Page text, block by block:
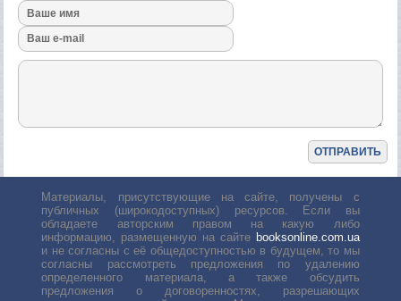
Материалы, присутствующие на сайте, получены с
публичных (широкодоступных) ресурсов. Если вы
обладаете авторским правом на какую либо
информацию, размещенную на сайте booksonline.com.ua
и не согласны с её общедоступностью в будущем, то мы
согласны рассмотреть предложения по удалению
определенного материала, а также обсудить
предложения о договоренностях, разрешающих